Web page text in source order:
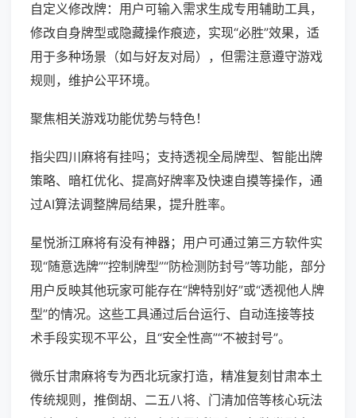
自定义修改牌：用户可输入需求生成专用辅助工具，
修改自身牌型或隐藏操作痕迹，实现“必胜”效果，适
用于多种场景（如与好友对局），但需注意遵守游戏
规则，维护公平环境。
聚焦相关游戏功能优势与特色！
指尖四川麻将有挂吗；支持透视全局牌型、智能出牌
策略、暗杠优化、提高好牌率及快速自摸等操作，通
过AI算法调整牌局结果，提升胜率。
星悦浙江麻将有没有神器；用户可通过第三方软件实
现“随意选牌”“控制牌型”“防检测防封号”等功能，部分
用户反映其他玩家可能存在“牌特别好”或“透视他人牌
型”的情况。这些工具通过后台运行、自动连接等技
术手段实现不平公，且“安全性高”“不被封号”。
微乐甘肃麻将专为西北玩家打造，精准复刻甘肃本土
传统规则，推倒胡、二五八将、门清加倍等核心玩法